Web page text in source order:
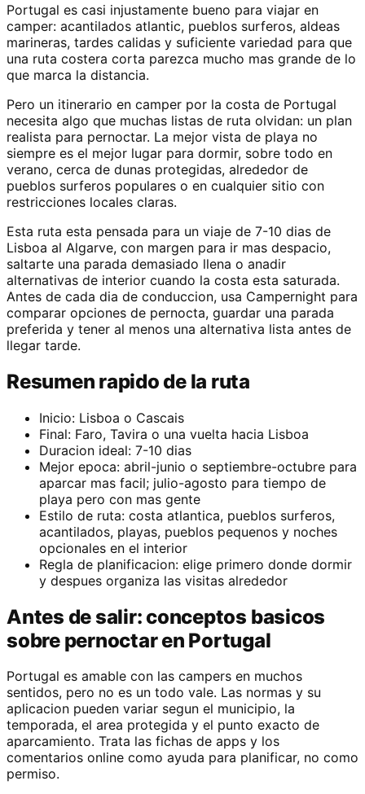
Portugal es casi injustamente bueno para viajar en
camper: acantilados atlantic, pueblos surferos, aldeas
marineras, tardes calidas y suficiente variedad para que
una ruta costera corta parezca mucho mas grande de lo
que marca la distancia.
Pero un itinerario en camper por la costa de Portugal
necesita algo que muchas listas de ruta olvidan: un plan
realista para pernoctar. La mejor vista de playa no
siempre es el mejor lugar para dormir, sobre todo en
verano, cerca de dunas protegidas, alrededor de
pueblos surferos populares o en cualquier sitio con
restricciones locales claras.
Esta ruta esta pensada para un viaje de 7-10 dias de
Lisboa al Algarve, con margen para ir mas despacio,
saltarte una parada demasiado llena o anadir
alternativas de interior cuando la costa esta saturada.
Antes de cada dia de conduccion, usa Campernight para
comparar opciones de pernocta, guardar una parada
preferida y tener al menos una alternativa lista antes de
llegar tarde.
Resumen rapido de la ruta
Inicio: Lisboa o Cascais
Final: Faro, Tavira o una vuelta hacia Lisboa
Duracion ideal: 7-10 dias
Mejor epoca: abril-junio o septiembre-octubre para
aparcar mas facil; julio-agosto para tiempo de
playa pero con mas gente
Estilo de ruta: costa atlantica, pueblos surferos,
acantilados, playas, pueblos pequenos y noches
opcionales en el interior
Regla de planificacion: elige primero donde dormir
y despues organiza las visitas alrededor
Antes de salir: conceptos basicos
sobre pernoctar en Portugal
Portugal es amable con las campers en muchos
sentidos, pero no es un todo vale. Las normas y su
aplicacion pueden variar segun el municipio, la
temporada, el area protegida y el punto exacto de
aparcamiento. Trata las fichas de apps y los
comentarios online como ayuda para planificar, no como
permiso.